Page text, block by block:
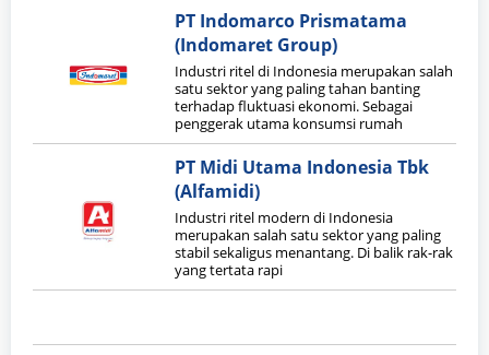
PT Indomarco Prismatama
(Indomaret Group)
Industri ritel di Indonesia merupakan salah
satu sektor yang paling tahan banting
terhadap fluktuasi ekonomi. Sebagai
penggerak utama konsumsi rumah
PT Midi Utama Indonesia Tbk
(Alfamidi)
Industri ritel modern di Indonesia
merupakan salah satu sektor yang paling
stabil sekaligus menantang. Di balik rak-rak
yang tertata rapi